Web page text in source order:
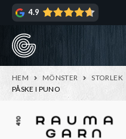
Hoppa
navigering
Hoppa
innehåll
4.9
HEM MÖNSTER STORLEK
PÅSKE I PUNO